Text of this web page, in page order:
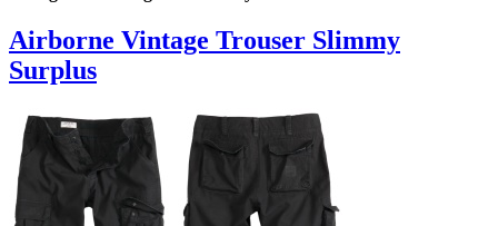
Airborne Vintage Trouser Slimmy
Surplus